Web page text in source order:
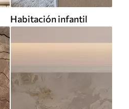
Habitación infantil